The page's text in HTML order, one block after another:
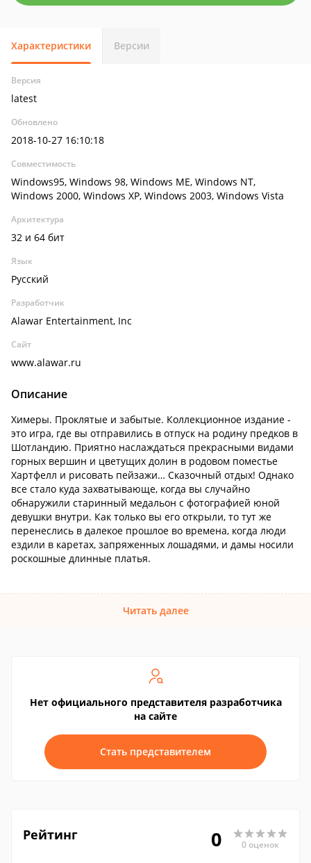
Характеристики Версии
Версия
latest
Обновлено
2018-10-27 16:10:18
Совместимость
Windows95, Windows 98, Windows ME, Windows NT,
Windows 2000, Windows XP, Windows 2003, Windows Vista
Архитектура
32 и 64 бит
Язык
Русский
Разработчик
Alawar Entertainment, Inc
Сайт
www.alawar.ru
Описание
Химеры. Проклятые и забытые. Коллекционное издание -
это игра, где вы отправились в отпуск на родину предков в
Шотландию. Приятно наслаждаться прекрасными видами
горных вершин и цветущих долин в родовом поместье
Хартфелл и рисовать пейзажи… Сказочный отдых! Однако
все стало куда захватывающе, когда вы случайно
обнаружили старинный медальон с фотографией юной
девушки внутри. Как только вы его открыли, то тут же
перенеслись в далекое прошлое во времена, когда люди
ездили в каретах, запряженных лошадями, и дамы носили
роскошные длинные платья.
Читать далее
Нет официального представителя разработчика
на сайте
Стать представителем
Рейтинг 0 0 оценок